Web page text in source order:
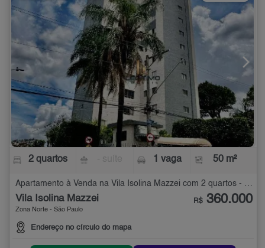
2 quartos 1 vaga 50 m²
Apartamento à Venda na Vila Isolina Mazzei com 2 quartos - 50 m²
Vila Isolina Mazzei
Zona Norte - São Paulo
Endereço no círculo do mapa
R$ 360.000